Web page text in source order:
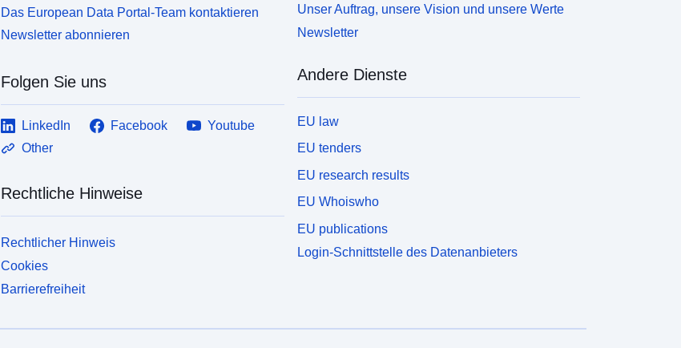
Das European Data Portal-Team kontaktieren
Newsletter abonnieren
Folgen Sie uns
LinkedIn Facebook
Youtube
Other
Rechtliche Hinweise
Rechtlicher Hinweis
Cookies
Barrierefreiheit
Unser Auftrag, unsere Vision und unsere Werte
Newsletter
Andere Dienste
EU law
EU tenders
EU research results
EU Whoiswho
EU publications
Login-Schnittstelle des Datenanbieters